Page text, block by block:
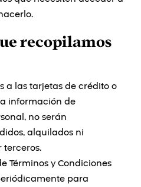
recopilamos
a las tarjetas de crédito o
información de
no serán
alquilados ni
Términos y Condiciones
para